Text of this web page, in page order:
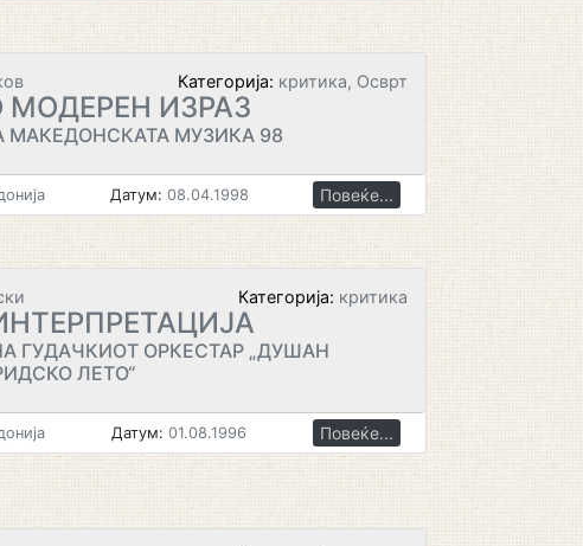
Категорија: критика, Осврт
МОДЕРЕН ИЗРАЗ
МАКЕДОНСКАТА МУЗИКА 98
Датум: 08.04.1998 Повеќе...
Категорија: критика
ГУДАЧКИОТ ОРКЕСТАР „ДУШАН
ЛЕТО“
Датум: 01.08.1996 Повеќе...